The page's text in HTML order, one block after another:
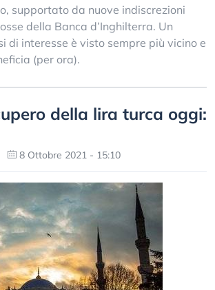
supportato da nuove indiscrezioni
della Banca d’Inghilterra. Un
di interesse è visto sempre più vicino e
(per ora).
della lira turca oggi:
8 Ottobre 2021 - 15:10